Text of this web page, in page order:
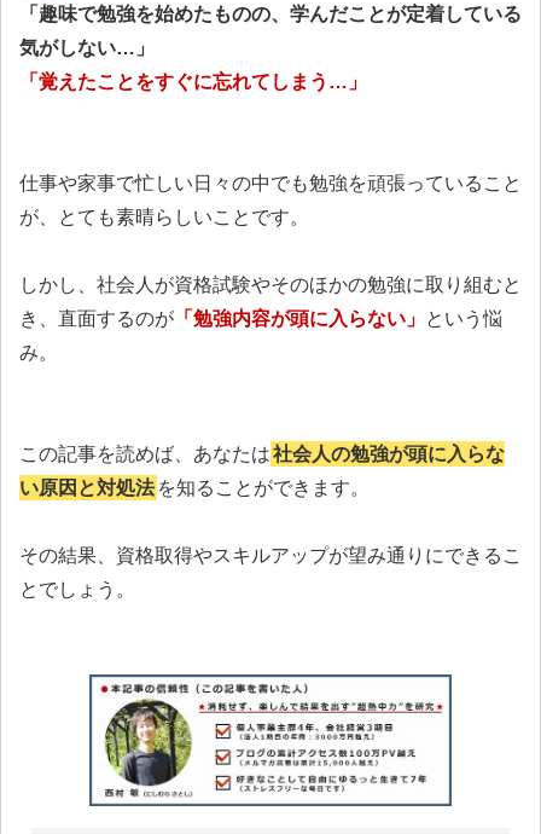
「趣味で勉強を始めたものの、学んだことが定着している
気がしない…」
「覚えたことをすぐに忘れてしまう…」
仕事や家事で忙しい日々の中でも勉強を頑張っていること
が、とても素晴らしいことです。
しかし、社会人が資格試験やそのほかの勉強に取り組むと
き、直面するのが「勉強内容が頭に入らない」 という悩
み。
この記事を読めば、あなたは社会人の勉強が頭に入らな
い原因と対処法 を知ることができます。
その結果、資格取得やスキルアップが望み通りにできるこ
とでしょう。